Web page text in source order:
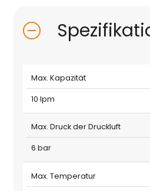
Max. Kapazität
10 lpm
Max. Druck der Druckluft
6 bar
Max. Temperatur